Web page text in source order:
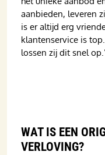
aanbieden, leveren
is er altijd erg
klantenservice is
lossen zij dit snel
WAT IS EEN
VERLOVING?